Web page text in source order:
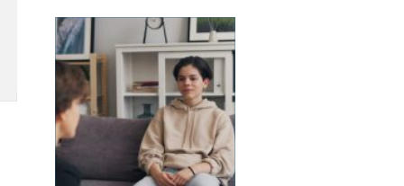
länge innan de söker
hjälp, fast problemen
ofta går att påverka. En
naprapat i Köping kan
hjälpa till att hitta
orsaken bak...